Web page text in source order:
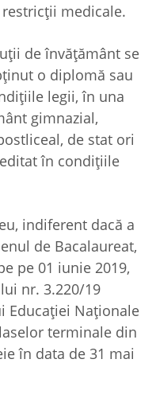
medicale.
de învăţământ se
o diplomă sau
legii, în una
gimnazial,
de stat ori
în condiţiile
indiferent dacă a
de Bacalaureat,
pe 01 iunie 2019,
nr. 3.220/19
Educaţiei Naționale
terminale din
în data de 31 mai